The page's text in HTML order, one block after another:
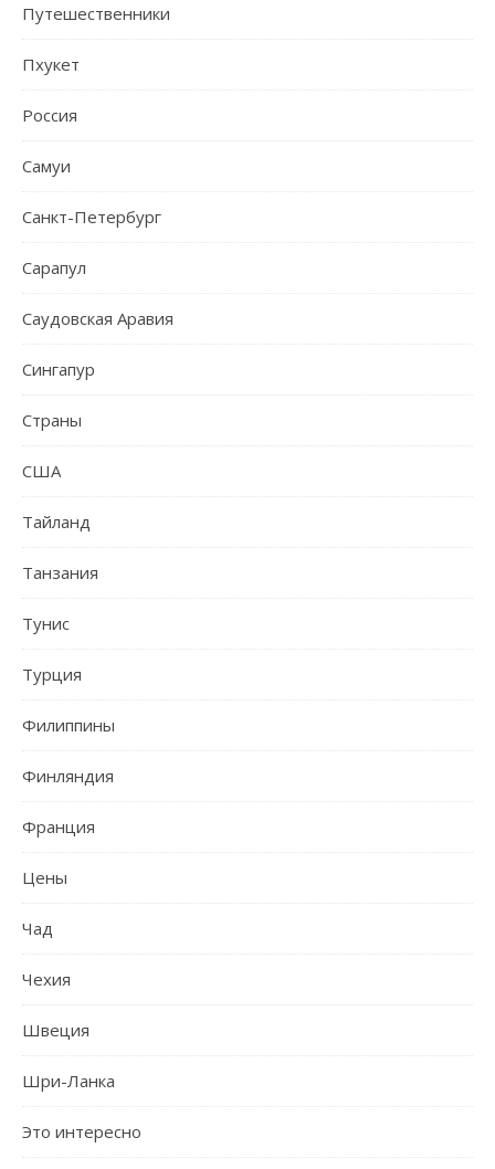
Путешественники
Пхукет
Россия
Самуи
Санкт-Петербург
Сарапул
Саудовская Аравия
Сингапур
Страны
США
Тайланд
Танзания
Тунис
Турция
Филиппины
Финляндия
Франция
Цены
Чад
Чехия
Швеция
Шри-Ланка
Это интересно